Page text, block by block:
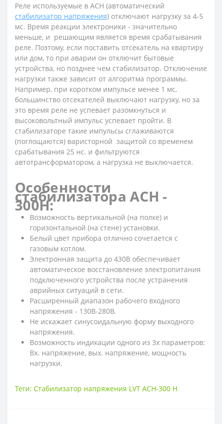
Реле используемые в АСН (автоматический
стабилизатор напряжения) отключают нагрузку за 4-5
мс. Время реакции электроники - значительно
меньше, и решающим является время срабатывания
реле. Поэтому, если поставить отсекатель на квартиру
или дом, то при аварии он отключит бытовые
устройства, но позднее чем стабилизатор. Отключение
нагрузки также зависит от алгоритма программы.
Например, при коротком импульсе менее 1 мс,
большинство отсекателей выключают нагрузку, но за
это время реле не успевает разомкнуться и
высоковольтный импульс успевает пройти. В
стабилизаторе такие импульсы сглаживаются
(поглощаются) варисторной защитой со временем
срабатывания 25 нс. и фильтруются
автотрансформатором, а нагрузка не выключается.
Особенности
стабилизатора АСН -
300Н:
Возможность вертикальной (на полке) и
горизонтальной (на стене) установки.
Белый цвет прибора отлично сочетается с
газовым котлом.
Электронная защита до 430В обеспечивает
автоматическое восстановление электропитания
подключенного устройства после устранения
аврийных ситуаций в сети.
Расширенный диапазон рабочего входного
напряжения - 130В-280В.
Не искажает синусоидальную форму выходного
напряжения.
Возможность индикации одного из 3х параметров:
Вх. напряжение, вых. напряжение, мощность
нагрузки.
Теги: Стабилизатор напряжения LVT АСН-300 Н